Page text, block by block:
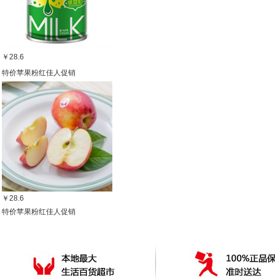
￥28.6
特价苹果粉红佳人促销
￥28.6
特价苹果粉红佳人促销